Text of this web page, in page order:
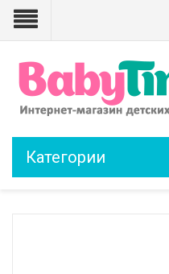
Категории